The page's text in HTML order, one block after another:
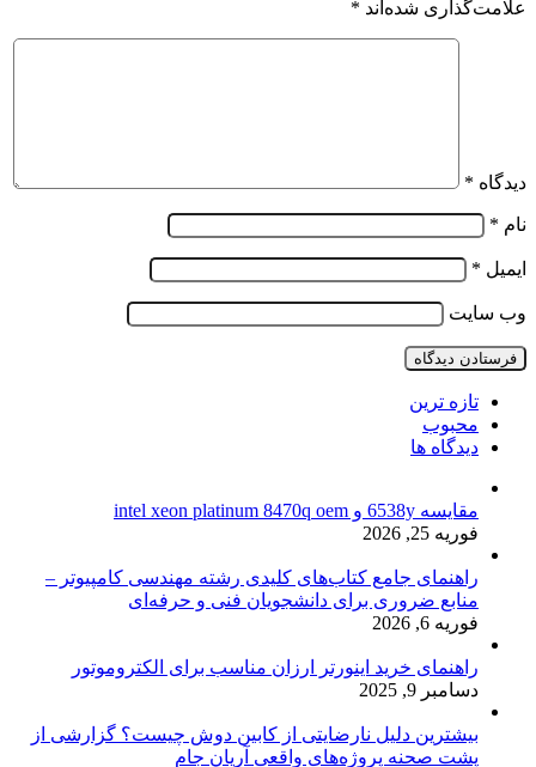
علامت‌گذاری شده‌اند *
دیدگاه *
نام *
ایمیل *
وب‌ سایت
تازه ترین
محبوب
دیدگاه ها
مقایسه 6538y و intel xeon platinum 8470q oem
فوریه 25, 2026
راهنمای جامع کتاب‌های کلیدی رشته مهندسی کامپیوتر –
منابع ضروری برای دانشجویان فنی و حرفه‌ای
فوریه 6, 2026
راهنمای خرید اینورتر ارزان مناسب برای الکتروموتور
دسامبر 9, 2025
بیشترین دلیل نارضایتی از کابین دوش چیست؟ گزارشی از
پشت صحنه پروژه‌های واقعی آریان جام